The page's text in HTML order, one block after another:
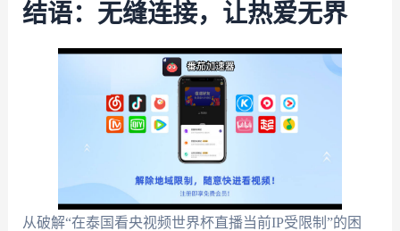
结语：无缝连接，让热爱无界
从破解“在泰国看央视频世界杯直播当前IP受限制”的困